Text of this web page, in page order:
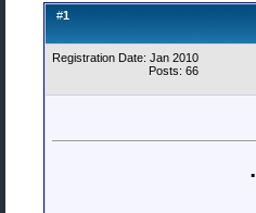
1
Registration Date: Jan 2010
Posts: 66